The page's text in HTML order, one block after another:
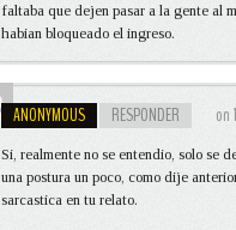
faltaba que dejen pasar a la gente al
habian bloqueado el ingreso.
ANONYMOUS RESPONDER on
Si, realmente no se entendio, solo se
una postura un poco, como dije
sarcastica en tu relato.